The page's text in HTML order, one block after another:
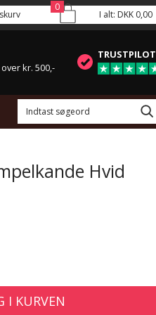
0
I alt: DKK 0,00
kr. 500,-
TRUSTPILOT
Hvid
I KURVEN